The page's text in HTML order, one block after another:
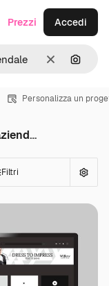
CancellaCerca
Prezzi Accedi
Personalizza un
PSD di Banner anteprima youtube aziendale
Filtri